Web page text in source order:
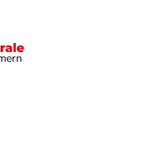
Lebensmittel